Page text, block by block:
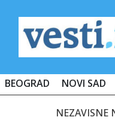
BEOGRAD NOVI SAD
NEZAVISNE